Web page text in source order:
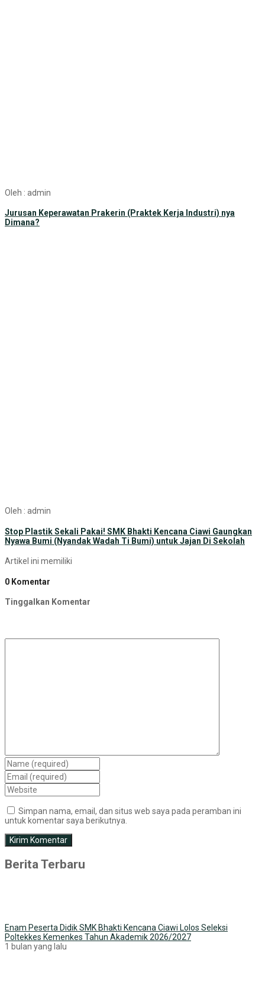
Oleh : admin
Jurusan Keperawatan Prakerin (Praktek Kerja Industri) nya
Dimana?
Oleh : admin
Stop Plastik Sekali Pakai! SMK Bhakti Kencana Ciawi Gaungkan
Nyawa Bumi (Nyandak Wadah Ti Bumi) untuk Jajan Di Sekolah
Artikel ini memiliki
0 Komentar
Tinggalkan Komentar
Simpan nama, email, dan situs web saya pada peramban ini
untuk komentar saya berikutnya.
Berita Terbaru
Enam Peserta Didik SMK Bhakti Kencana Ciawi Lolos Seleksi
Poltekkes Kemenkes Tahun Akademik 2026/2027
1 bulan yang lalu